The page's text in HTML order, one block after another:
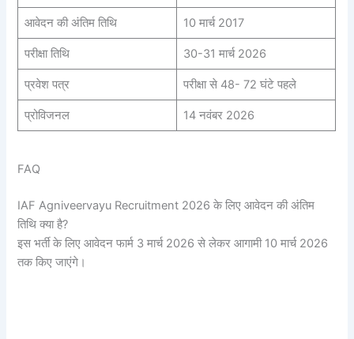
आवेदन की अंतिम तिथि 10 मार्च 2017
परीक्षा तिथि 30-31 मार्च 2026
प्रवेश पत्र परीक्षा से 48- 72 घंटे पहले
प्रोविजनल 14 नवंबर 2026
FAQ
IAF Agniveervayu Recruitment 2026 के लिए आवेदन की अंतिम
तिथि क्या है?
इस भर्ती के लिए आवेदन फार्म 3 मार्च 2026 से लेकर आगामी 10 मार्च 2026
तक किए जाएंगे।